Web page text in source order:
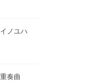
ノユハ
奏曲